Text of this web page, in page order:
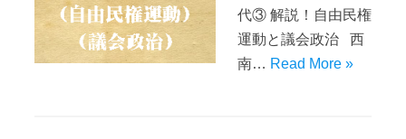
代③ 解説！自由民権
運動と議会政治 西
南… Read More »